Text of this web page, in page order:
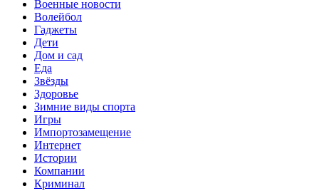
Военные новости
Волейбол
Гаджеты
Дети
Дом и сад
Еда
Звёзды
Здоровье
Зимние виды спорта
Игры
Импортозамещение
Интернет
Истории
Компании
Криминал